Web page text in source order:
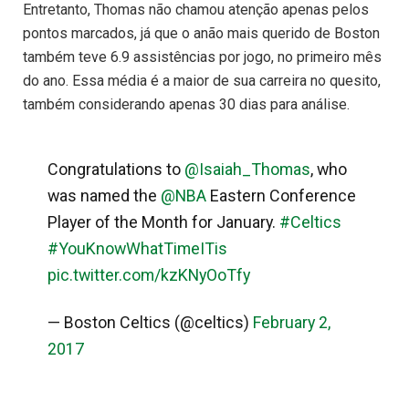
Entretanto, Thomas não chamou atenção apenas pelos
pontos marcados, já que o anão mais querido de Boston
também teve 6.9 assistências por jogo, no primeiro mês
do ano. Essa média é a maior de sua carreira no quesito,
também considerando apenas 30 dias para análise.
Congratulations to @Isaiah_Thomas, who
was named the @NBAEastern Conference
Player of the Month for January. #Celtics
#YouKnowWhatTimeITis
pic.twitter.com/kzKNyOoTfy
— Boston Celtics (@celtics) February 2,
2017